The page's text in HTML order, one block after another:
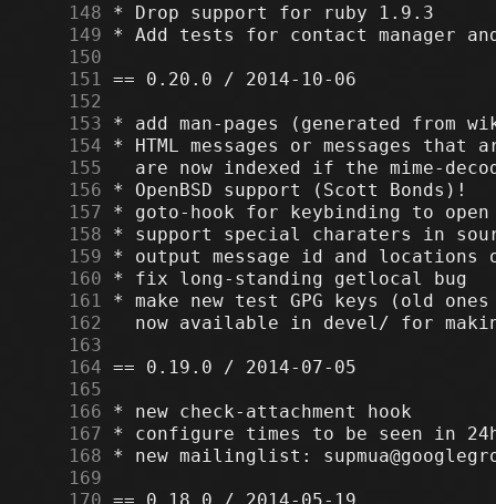
    148
    149
    150
    151
    152
    153
    154
    155
    156
    157
    158
    159
    160
    161
    162
    163
    164
    165
    166
    167
    168
    169